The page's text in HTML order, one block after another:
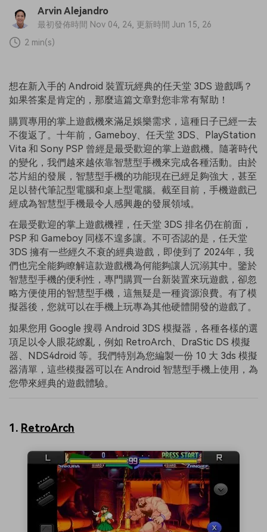
Arvin Alejandro
最初發佈時間 Nov 04, 24, 更新時間 Jun 15, 26
2 min(s)
想在新入手的 Android 裝置玩經典的任天堂 3DS 遊戲嗎？
如果答案是肯定的，那麼這篇文章對您非常有幫助！
購買專用的掌上遊戲機來滿足娛樂需求，這種日子已經一去
不復返了。十年前，Gameboy、任天堂 3DS、PlayStation
Vita 和 Sony PSP 曾經是最受歡迎的掌上遊戲機。隨著時代
的變化，我們越來越依靠智慧型手機來完成各種活動。由於
芯片組的發展，智慧型手機的功能現在已經足夠強大，甚至
足以替代筆記型電腦和桌上型電腦。截至目前，手機遊戲已
經成為智慧型手機最令人感興趣的發展領域。
在最受歡迎的掌上遊戲機裡，任天堂 3DS 排名仍在前面，
PSP 和 Gameboy 同樣不遑多讓。不可否認的是，任天堂
3DS 擁有一些經久不衰的經典遊戲，即使到了 2024年，我
們也完全能夠瞭解這款遊戲機為何能夠讓人沉溺其中。鑒於
智慧型手機的便利性，專門購買一台新裝置來玩遊戲，卻忽
略方便使用的智慧型手機，這無疑是一種資源浪費。有了模
擬器後，您就可以在手機上玩專為其他硬體開發的遊戲了。
如果您用 Google 搜尋 Android 3DS 模擬器，各種各樣的選
項足以令人眼花繚亂，例如 RetroArch、DraStic DS 模擬
器、NDS4droid 等。我們特別為您編製一份 10 大 3ds 模擬
器清單，這些模擬器可以在 Android 智慧型手機上使用，為
您帶來經典的遊戲體驗。
1. RetroArch